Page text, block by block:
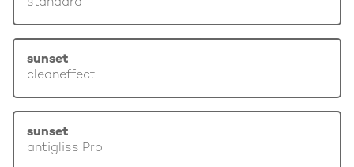
standard
sunset
cleaneffect
sunset
antigliss Pro